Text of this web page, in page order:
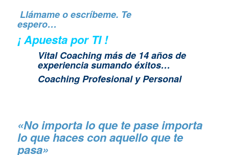
Llámame o escríbeme. Te
espero…
¡ Apuesta por TI !
Vital Coaching más de 14 años de
experiencia sumando éxitos…
Coaching Profesional y Personal
«No importa lo que te pase importa
lo que haces con aquello que te
pasa»